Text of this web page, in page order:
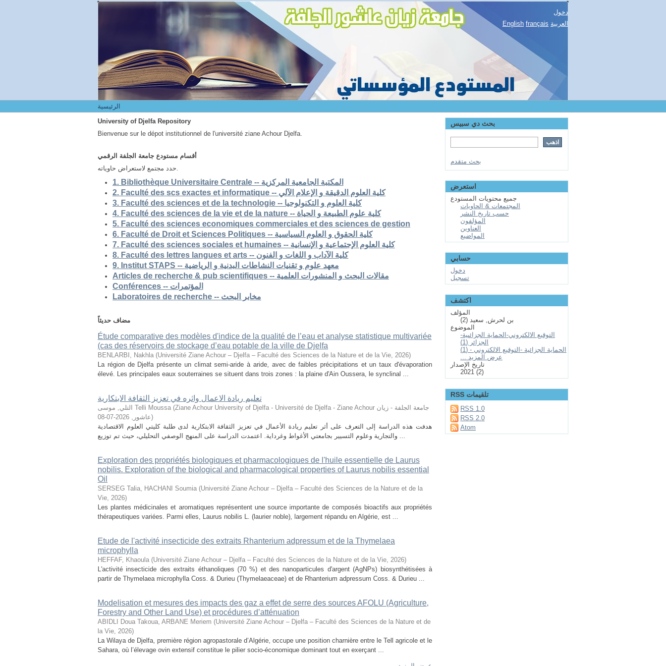
الرئيسية
دخول
English français العربية
الرئيسية
University of Djelfa Repository
Bienvenue sur le dépot institutionnel de l'université ziane Achour Djelfa.
أقسام مستودع جامعة الجلفة الرقمي
حدد مجتمع لاستعراض حاوياته.
1. Bibliothèque Universitaire Centrale -- المكتبة الجامعية المركزية
2. Faculté des scs exactes et informatique -- كلية العلوم الدقيقة و الإعلام الآلي
3. Faculté des sciences et de la technologie -- كلية العلوم و التكنولوجيا
4. Faculté des sciences de la vie et de la nature -- كلية علوم الطبيعة و الحياة
5. Faculté des sciences economiques commerciales et des sciences de gestion
6. Faculté de Droit et Sciences Politiques -- كلية الحقوق و العلوم السياسية
7. Faculté des sciences sociales et humaines -- كلية العلوم الإجتماعية و الإنسانية
8. Faculté des lettres langues et arts -- كلية الآداب و اللغات و الفنون
9. Institut STAPS -- معهد علوم و تقنيات النشاطات البدنية و الرياضية
Articles de recherche & pub scientifiques -- مقالات البحث و المنشورات العلمية
Conférences -- المؤتمرات
Laboratoires de recherche -- مخابر البحث
مضاف حديثاً
Étude comparative des modèles d'indice de la qualité de l’eau et analyse statistique multivariée
(cas des réservoirs de stockage d’eau potable de la ville de Djelfa
BENLARBI, Nakhla (Université Ziane Achour – Djelfa – Faculté des Sciences de la Nature et de la Vie, 2026)
La région de Djelfa présente un climat semi-aride à aride, avec de faibles précipitations et un taux d'évaporation
élevé. Les principales eaux souterraines se situent dans trois zones : la plaine d'Ain Oussera, le synclinal ...
تعليم ريادة الاعمال واثره في تعزيز الثقافة الابتكارية
التلي, موسى Telli Moussa (Ziane Achour University of Djelfa - Université de Djelfa - Ziane Achour جامعة الجلفة - زيان
عاشور ,
2026-07-08
)
هدفت هذه الدراسة إلى التعرف على أثر تعليم ريادة الأعمال في تعزيز الثقافة الابتكارية لدى طلبة كليتي العلوم الاقتصادية
والتجارية وعلوم التسيير بجامعتي الأغواط وغرداية. اعتمدت الدراسة على المنهج الوصفي التحليلي، حيث تم توزيع ...
Exploration des propriétés biologiques et pharmacologiques de l'huile essentielle de Laurus
nobilis. Exploration of the biological and pharmacological properties of Laurus nobilis essential
Oil
SERSEG Talia, HACHANI Soumia (Université Ziane Achour – Djelfa – Faculté des Sciences de la Nature et de la
Vie, 2026)
Les plantes médicinales et aromatiques représentent une source importante de composés bioactifs aux propriétés
thérapeutiques variées. Parmi elles, Laurus nobilis L. (laurier noble), largement répandu en Algérie, est ...
Etude de l'activité insecticide des extraits Rhanterium adpressum et de la Thymelaea
microphylla
HEFFAF, Khaoula (Université Ziane Achour – Djelfa – Faculté des Sciences de la Nature et de la Vie, 2026)
L'activité insecticide des extraits éthanoliques (70 %) et des nanoparticules d'argent (AgNPs) biosynthétisées à
partir de Thymelaea microphylla Coss. & Durieu (Thymelaeaceae) et de Rhanterium adpressum Coss. & Durieu ...
Modelisation et mesures des impacts des gaz a effet de serre des sources AFOLU (Agriculture,
Forestry and Other Land Use) et procédures d’atténuation
ABIDLI Doua Takoua, ARBANE Meriem (Université Ziane Achour – Djelfa – Faculté des Sciences de la Nature et de
la Vie, 2026)
La Wilaya de Djelfa, première région agropastorale d’Algérie, occupe une position charnière entre le Tell agricole et le
Sahara, où l’élevage ovin extensif constitue le pilier socio-économique dominant tout en exerçant ...
بحث دي سبيس
بحث متقدم
استعرض
جميع محتويات المستودع
المجتمعات & الحاويات
حسب تاريخ النشر
المؤلفون
العناوين
المواضيع
حسابي
دخول
تسجيل
اكتشف
المؤلف
بن لحرش, سعيد (2)
الموضوع
التوقيع الالكتروني-الحماية الجزائىية-
الجزائر (1)
الحماية الجزائية -التوقيع الالكتروني - (1)
... عرض المزيد
تاريخ الإصدار
2021 (2)
RSS تلقيمات
RSS 1.0
RSS 2.0
Atom